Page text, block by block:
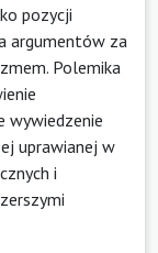
pozycji
argumentów za
Polemika
wywiedzenie
uprawianej w
i